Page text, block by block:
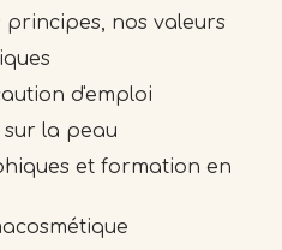
principes, nos valeurs
d'emploi
la peau
et formation en